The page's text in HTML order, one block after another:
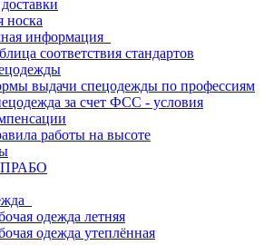
носка
информация
соответствия стандартов
выдачи спецодежды по профессиям
за счет ФСС - условия
работы на высоте
ПРАБО
одежда летняя
одежда утеплённая